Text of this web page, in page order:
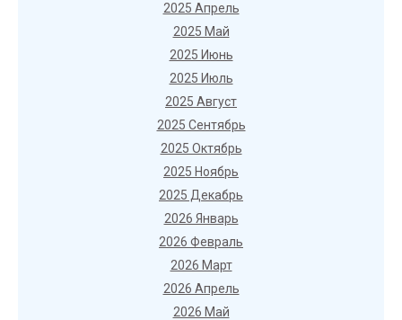
2025 Апрель
2025 Май
2025 Июнь
2025 Июль
2025 Август
2025 Сентябрь
2025 Октябрь
2025 Ноябрь
2025 Декабрь
2026 Январь
2026 Февраль
2026 Март
2026 Апрель
2026 Май